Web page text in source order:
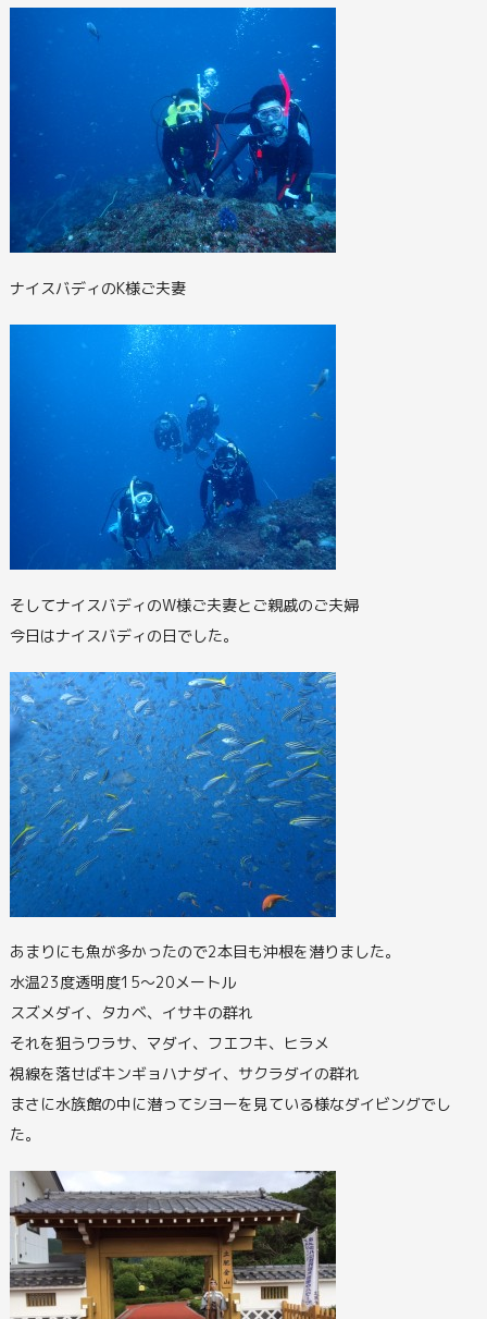
ナイスバディのK様ご夫妻
そしてナイスバディのW様ご夫妻とご親戚のご夫婦
今日はナイスバディの日でした。
あまりにも魚が多かったので2本目も沖根を潜りました。
水温23度透明度15～20メートル
スズメダイ、タカベ、イサキの群れ
それを狙うワラサ、マダイ、フエフキ、ヒラメ
視線を落せばキンギョハナダイ、サクラダイの群れ
まさに水族館の中に潜ってシヨーを見ている様なダイビングでし
た。